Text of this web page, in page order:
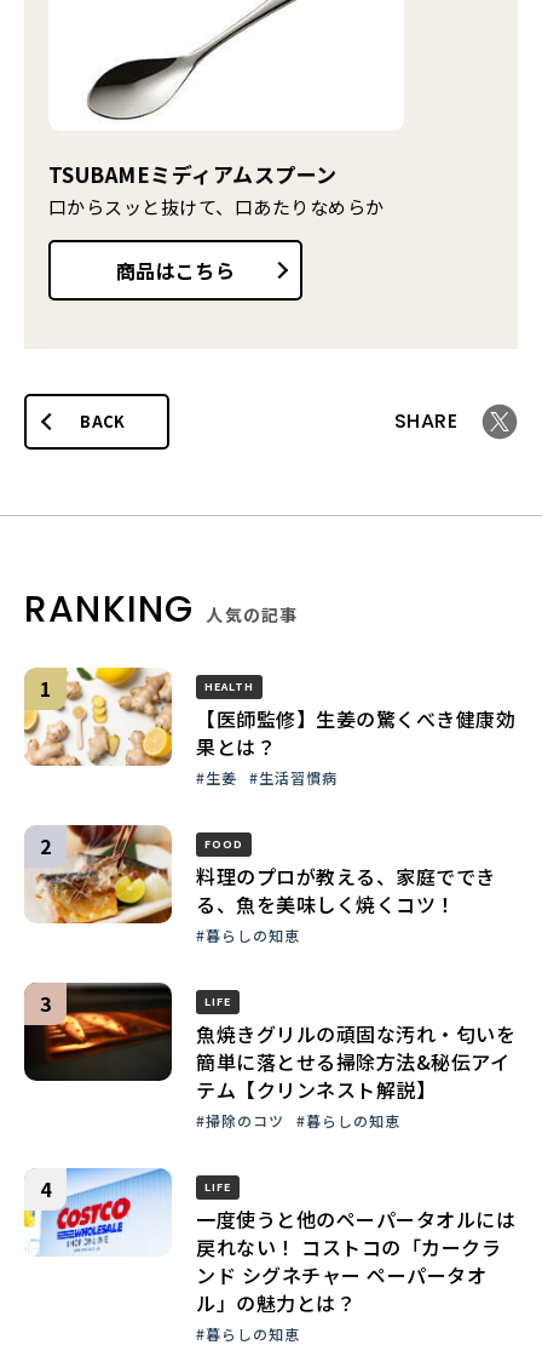
TSUBAMEミディアムスプーン
口からスッと抜けて、口あたりなめらか
商品はこちら
SHARE
BACK
RANKING 人気の記事
HEALTH
【医師監修】生姜の驚くべき健康効
果とは？
#生姜 #生活習慣病
FOOD
料理のプロが教える、家庭ででき
る、魚を美味しく焼くコツ！
#暮らしの知恵
LIFE
魚焼きグリルの頑固な汚れ・匂いを
簡単に落とせる掃除方法&秘伝アイ
テム【クリンネスト解説】
#掃除のコツ #暮らしの知恵
LIFE
一度使うと他のペーパータオルには
戻れない！ コストコの「カークラ
ンド シグネチャー ペーパータオ
ル」の魅力とは？
#暮らしの知恵